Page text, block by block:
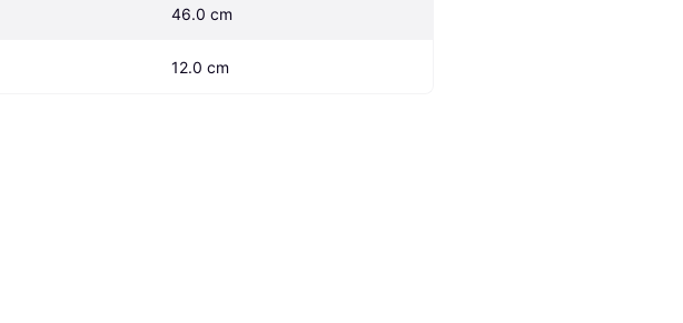
46.0 cm
12.0 cm